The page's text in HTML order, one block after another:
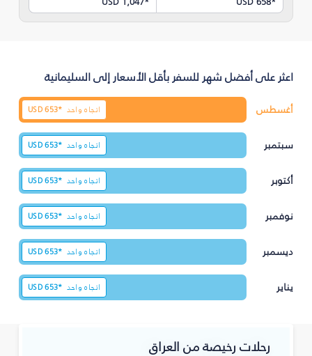
اعثر على أفضل شهر للسفر بأقل الأسعار إلى السليمانية‎
أغسطس اتجاه واحد USD653*
سبتمبر اتجاه واحد USD653*
أكتوبر اتجاه واحد USD653*
نوفمبر اتجاه واحد USD653*
ديسمبر اتجاه واحد USD653*
يناير اتجاه واحد USD653*
رحلات رخيصة من العراق